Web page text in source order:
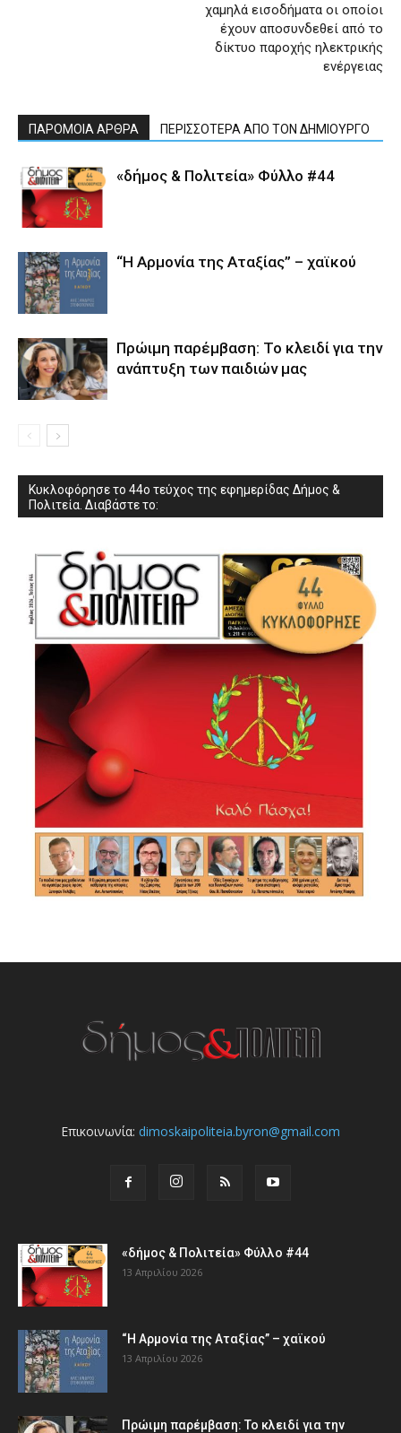
χαμηλά εισοδήματα οι οποίοι
έχουν αποσυνδεθεί από το
δίκτυο παροχής ηλεκτρικής
ενέργειας
ΠΑΡΟΜΟΙΑ ΑΡΘΡΑ ΠΕΡΙΣΣΟΤΕΡΑ ΑΠΟ ΤΟΝ ΔΗΜΙΟΥΡΓΟ
«δήμος & Πολιτεία» Φύλλο #44
“Η Αρμονία της Αταξίας” – χαϊκού
Πρώιμη παρέμβαση: Το κλειδί για την
ανάπτυξη των παιδιών µας
Κυκλοφόρησε το 44ο τεύχος της εφημερίδας Δήμος &
Πολιτεία. Διαβάστε το:
Επικοινωνία: dimoskaipoliteia.byron@gmail.com
«δήμος & Πολιτεία» Φύλλο #44
13 Απριλίου 2026
“Η Αρμονία της Αταξίας” – χαϊκού
13 Απριλίου 2026
Πρώιμη παρέμβαση: Το κλειδί για την